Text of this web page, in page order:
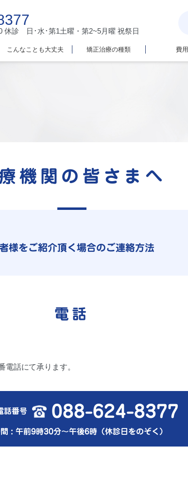
休診 日･水･第1土曜・第2~5月曜 祝祭日
こんなことも大丈夫 矯正治療の種類 費用
機関の皆さまへ
様をご紹介頂く場合のご連絡方法
電話
話にて承ります。
話番号 088-624-8377
: 午前9時30分～午後6時（休診日をのぞく）